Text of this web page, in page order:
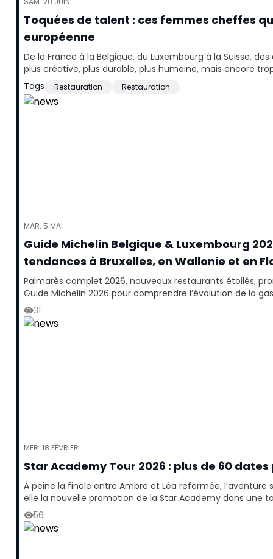
Toquées de talent : ces femmes cheffes
européenne
De la France à la Belgique, du Luxembourg à la Suisse,
plus créative, plus durable, plus humaine, mais encore
Tags
Restauration Restauration
MAR. 5 MAI
Guide Michelin Belgique & Luxembourg
tendances à Bruxelles, en Wallonie et en
Palmarès complet 2026, nouveaux restaurants étoilés,
Guide Michelin 2026 pour comprendre l’évolution de la
31
MER. 18 FÉVRIER
Star Academy Tour 2026 : plus de 60
À peine la finale entre Ambre et Léa refermée,
elle la nouvelle promotion de la Star Academy dans une
56